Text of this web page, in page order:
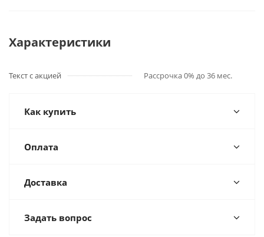
Характеристики
Текст с акцией Рассрочка 0% до 36 мес.
Как купить
Оплата
Доставка
Задать вопрос